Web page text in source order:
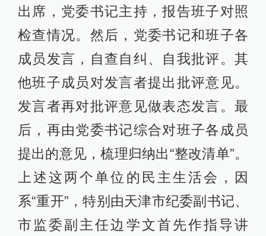
出席，党委书记主持，报告班子对照
检查情况。然后，党委书记和班子各
成员发言，自查自纠、自我批评。其
他班子成员对发言者提出批评意见。
发言者再对批评意见做表态发言。最
后，再由党委书记综合对班子各成员
提出的意见，梳理归纳出“整改清单”。
上述这两个单位的民主生活会，因
系“重开”，特别由天津市纪委副书记、
市监委副主任边学文首先作指导讲